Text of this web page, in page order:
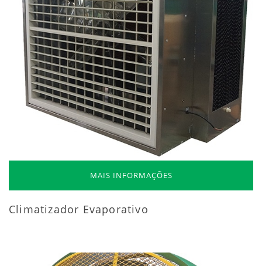
MAIS INFORMAÇÕES
Climatizador Evaporativo